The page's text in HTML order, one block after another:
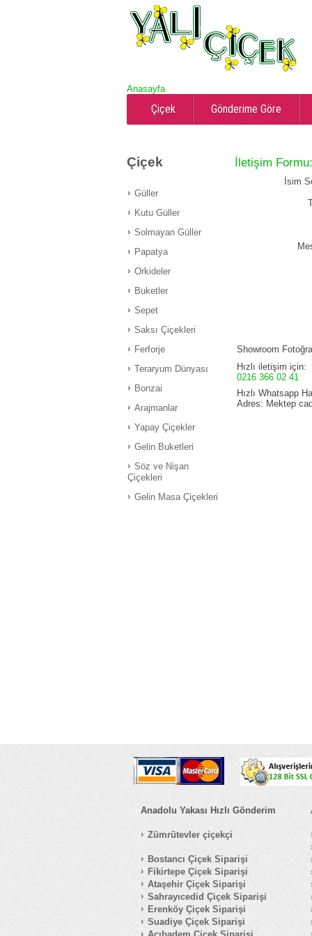
Anasayfa
Çiçek Gönderime Göre
Çiçek
Güller
Kutu Güller
Solmayan Güller
Papatya
Orkideler
Buketler
Sepet
Saksı Çiçekleri
Ferforje
Teraryum Dünyası
Bonzai
Arajmanlar
Yapay Çiçekler
Gelin Buketleri
Söz ve Nişan
Çiçekleri
Gelin Masa Çiçekleri
İletişim Formu:
İsim
Showroom
Hızlı iletişim için:
0216 366 02 41
Hızlı Whatsapp
Adres: Mektep
Anadolu Yakası Hızlı Gönderim
Zümrütevler çiçekçi
Bostancı Çiçek Siparişi
Fikirtepe Çiçek Siparişi
Ataşehir Çiçek Siparişi
Sahrayıcedid Çiçek Siparişi
Erenköy Çiçek Siparişi
Suadiye Çiçek Siparişi